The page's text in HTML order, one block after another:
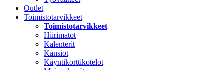
Outlet
Toimistotarvikkeet
Toimistotarvikkeet
Hiirimatot
Kalenterit
Kansiot
Käyntikorttikotelot